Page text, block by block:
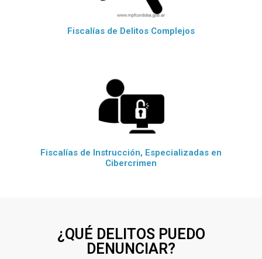
Fiscalías de Delitos Complejos
Fiscalías de Instrucción, Especializadas en
Cibercrimen
¿QUÉ DELITOS PUEDO
DENUNCIAR?